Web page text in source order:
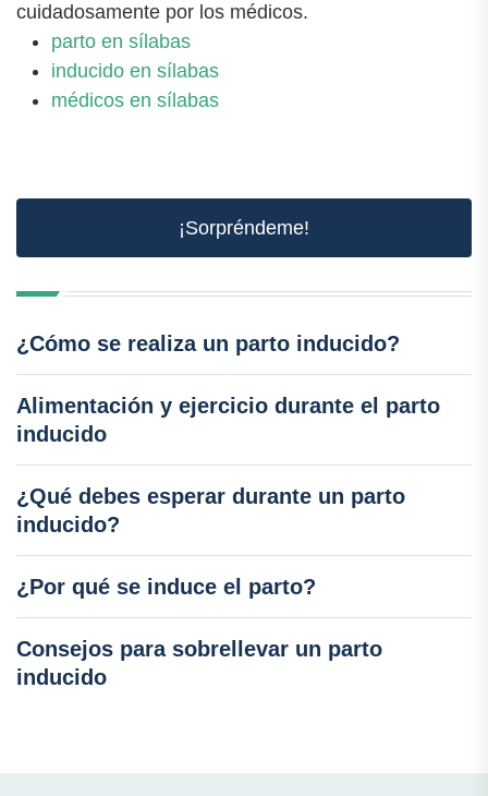
cuidadosamente por los médicos.
parto en sílabas
inducido en sílabas
médicos en sílabas
¡Sorpréndeme!
¿Cómo se realiza un parto inducido?
Alimentación y ejercicio durante el parto
inducido
¿Qué debes esperar durante un parto
inducido?
¿Por qué se induce el parto?
Consejos para sobrellevar un parto
inducido